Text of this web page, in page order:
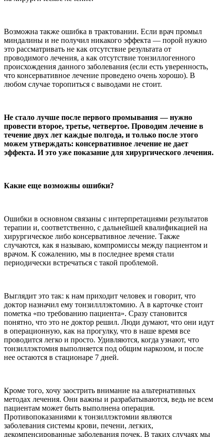
Возможна также ошибка в трактовании. Если врач промыл
миндалины и не получил никакого эффекта — порой нужно
это рассматривать не как отсутствие результата от
проводимого лечения, а как отсутствие тонзиллогенного
происхождения данного заболевания (если есть уверенность,
что консервативное лечение проведено очень хорошо). В
любом случае торопиться с выводами не стоит.
Не стало лучше после первого промывания — нужно
провести второе, третье, четвертое. Проводим лечение в
течение двух лет каждые полгода, и только после этого
можем утверждать: консервативное лечение не дает
эффекта. И это уже показание для хирургического лечения.
Какие еще возможны ошибки?
Ошибки в основном связаны с интерпретациями результатов
терапии и, соответственно, с дальнейшей квалификацией на
хирургическое либо консервативное лечение. Также
случаются, как я называю, компромиссы между пациентом и
врачом. К сожалению, мы в последнее время стали
периодически встречаться с такой проблемой.
Выглядит это так: к нам приходит человек и говорит, что
доктор назначил ему тонзилллэктомию. А в карточке стоит
пометка «по требованию пациента». Сразу становится
понятно, что это не доктор решил. Люди думают, что они идут
в операционную, как на прогулку, что в наше время все
проводится легко и просто. Удивляются, когда узнают, что
тонзиллэктомия выполняется под общим наркозом, и после
нее остаются в стационаре 7 дней.
Кроме того, хочу заострить внимание на альтернативных
методах лечения. Они важны и разрабатываются, ведь не всем
пациентам может быть выполнена операция.
Противопоказаниями к тонзиллэктомии являются
заболевания системы крови, печени, легких,
декомпенсированные заболевания почек. В таких случаях мы